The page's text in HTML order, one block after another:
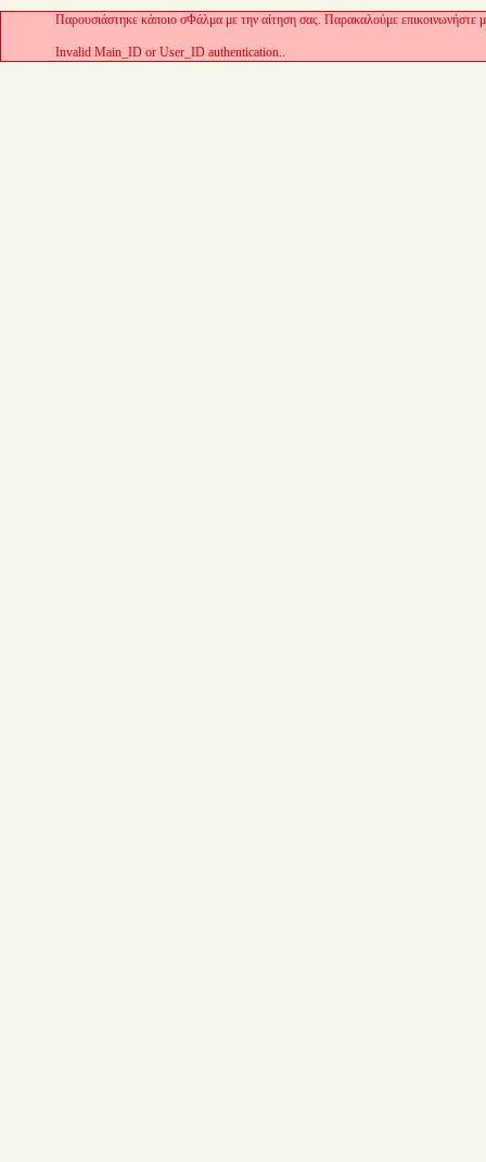
Παρουσιάστηκε κάποιο σΦάλμα με την αίτηση σας. Παρακαλούμε επικοινωνήστε
Invalid Main_ID or User_ID authentication..